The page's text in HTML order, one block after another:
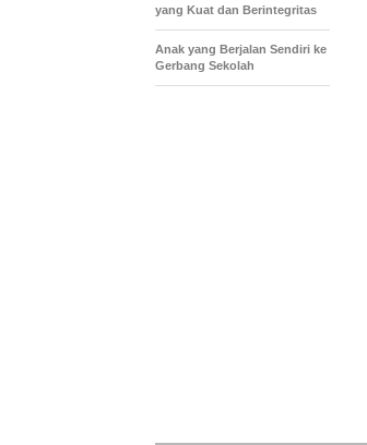
yang Kuat dan Berintegritas
Anak yang Berjalan Sendiri ke
Gerbang Sekolah